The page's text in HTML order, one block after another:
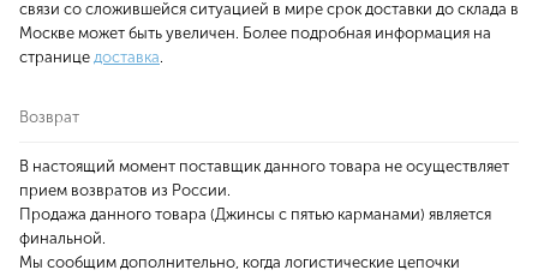
связи со сложившейся ситуацией в мире срок доставки до склада в
Москве может быть увеличен. Более подробная информация на
странице доставка.
Возврат
В настоящий момент поставщик данного товара не осуществляет
прием возвратов из России.
Продажа данного товара (Джинсы с пятью карманами) является
финальной.
Мы сообщим дополнительно, когда логистические цепочки